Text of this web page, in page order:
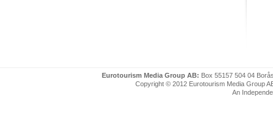
Eurotourism Media Group AB: Box 55157 504 04
Copyright © 2012 Eurotourism Media Group
An